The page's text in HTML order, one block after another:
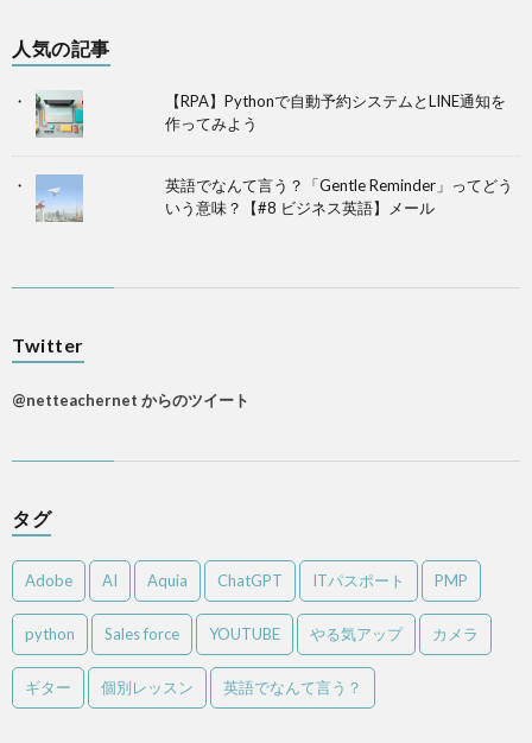
人気の記事
【RPA】Pythonで自動予約システムとLINE通知を
作ってみよう
英語でなんて言う？「Gentle Reminder」ってどう
いう意味？【#8 ビジネス英語】メール
Twitter
@netteachernet からのツイート
タグ
Adobe AI Aquia ChatGPT ITパスポート PMP
python Sales force YOUTUBE やる気アップ カメラ
ギター 個別レッスン 英語でなんて言う？